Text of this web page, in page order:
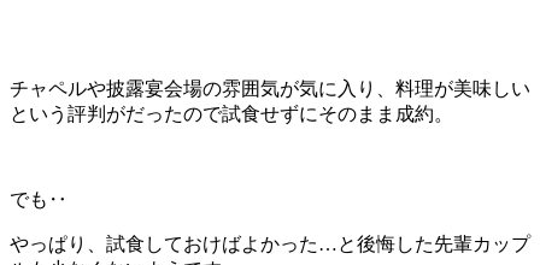
チャペルや披露宴会場の雰囲気が気に入り、料理が美味しい
という評判がだったので試食せずにそのまま成約。
でも‥
やっぱり、試食しておけばよかった…と後悔した先輩カップ